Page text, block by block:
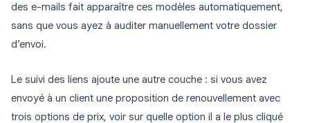
des e-mails fait apparaître ces modèles automatiquement,
sans que vous ayez à auditer manuellement votre dossier
d’envoi.
Le suivi des liens ajoute une autre couche : si vous avez
envoyé à un client une proposition de renouvellement avec
trois options de prix, voir sur quelle option il a le plus cliqué